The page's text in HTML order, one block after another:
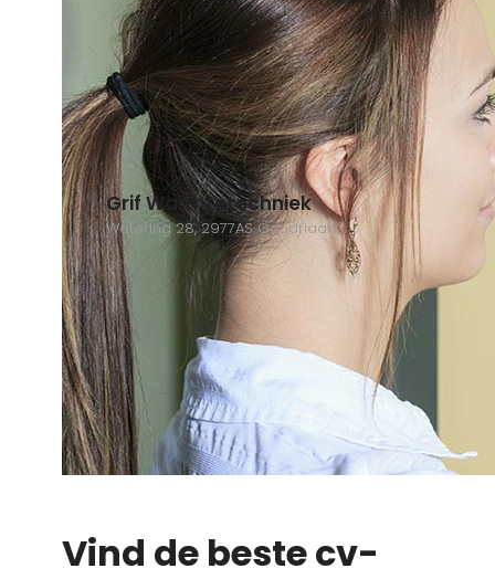
Grif Warmtetechniek
Wetering 28, 2977AS Goudriaan
Vind de beste cv-